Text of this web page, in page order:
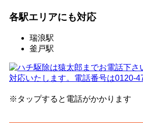
各駅エリアにも対応
瑞浪駅
釜戸駅
※タップすると電話がかかります